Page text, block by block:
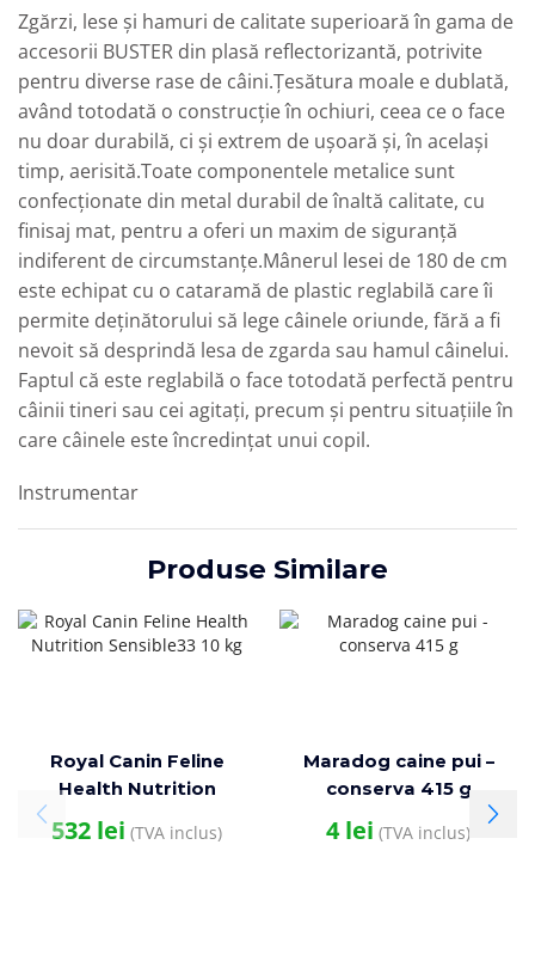
Zgărzi, lese și hamuri de calitate superioară în gama de
accesorii BUSTER din plasă reflectorizantă, potrivite
pentru diverse rase de câini.Țesătura moale e dublată,
având totodată o construcție în ochiuri, ceea ce o face
nu doar durabilă, ci și extrem de ușoară și, în același
timp, aerisită.Toate componentele metalice sunt
confecționate din metal durabil de înaltă calitate, cu
finisaj mat, pentru a oferi un maxim de siguranță
indiferent de circumstanțe.Mânerul lesei de 180 de cm
este echipat cu o cataramă de plastic reglabilă care îi
permite deținătorului să lege câinele oriunde, fără a fi
nevoit să desprindă lesa de zgarda sau hamul câinelui.
Faptul că este reglabilă o face totodată perfectă pentru
câinii tineri sau cei agitați, precum și pentru situațiile în
care câinele este încredințat unui copil.
Instrumentar
Produse Similare
Royal Canin Feline
Health Nutrition
Sensible33 10 kg
532 lei (TVA inclus)
Maradog caine pui –
conserva 415 g
4lei (TVA inclus)